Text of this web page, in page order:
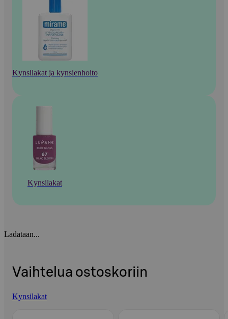
Kynsilakat ja kynsienhoito
Kynsilakat
Ladataan...
Vaihtelua ostoskoriin
Kynsilakat